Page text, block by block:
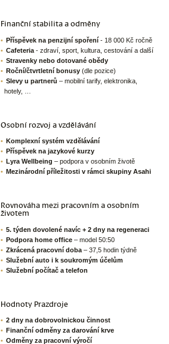
Finanční stabilita a odměny
Příspěvek na penzijní spoření - 18 000 Kč ročně
Cafeteria - zdraví, sport, kultura, cestování a další
Stravenky nebo dotované obědy
Roční/čtvrtletní bonusy (dle pozice)
Slevy u partnerů – mobilní tarify, elektronika,
hotely, …
Osobní rozvoj a vzdělávání
Komplexní systém vzdělávání
Příspěvek na jazykové kurzy
Lyra Wellbeing – podpora v osobním životě
Mezinárodní příležitosti v rámci skupiny Asahi
Rovnováha mezi pracovním a osobním
životem
5. týden dovolené navíc + 2 dny na regeneraci
Podpora home office – model 50:50
Zkrácená pracovní doba – 37,5 hodin týdně
Služební auto i k soukromým účelům
Služební počítač a telefon
Hodnoty Prazdroje
2 dny na dobrovolnickou činnost
Finanční odměny za darování krve
Odměny za pracovní výročí